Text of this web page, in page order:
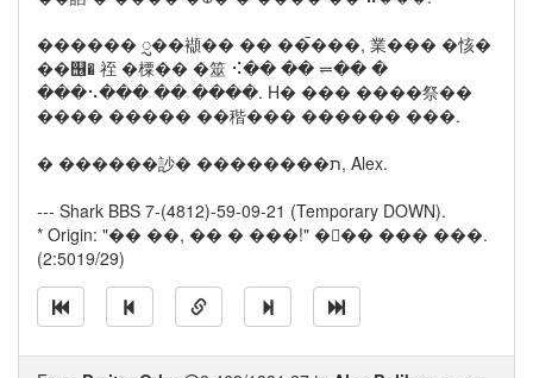
������ ᮢ��襭�� �� ��ࠢ���, 業��� �㤥�
��஦� 祬 �㯨�� �筮 ⠪�� �� ⥫�� �
���⠢��� �� ����. H� ��� ����祭��
���� ����� ��稭��� ������ ���.
� ������訬� ��������ﬨ, Alex.
--- Shark BBS 7-(4812)-59-09-21 (Temporary DOWN).
* Origin: "�� ��, �� � ���!" ��� ��� ���.
(2:5019/29)